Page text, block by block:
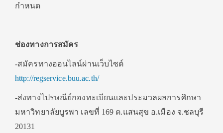
กำหนด
ช่องทางการสมัคร
-สมัครทางออนไลน์ผ่านเว็บไซต์
http://regservice.buu.ac.th/
-ส่งทางไปรษณีย์กองทะเบียนและประมวลผลการศึกษา
มหาวิทยาลัยบูรพา เลขที่ 169 ต.แสนสุข อ.เมือง จ.ชลบุรี
20131